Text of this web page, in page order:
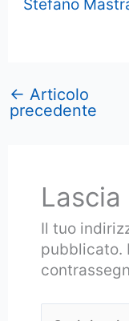
Stefano
← Articolo
precedente
Il tuo
pubblicato.